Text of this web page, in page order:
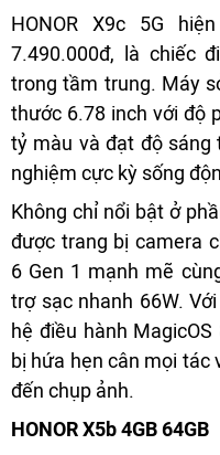
HONOR X9c 5G
7.490.000đ, là chiếc
trong tầm trung. Máy
thước 6.78 inch với độ
tỷ màu và đạt độ sáng
nghiệm cực kỳ sống
Không chỉ nổi bật ở
được trang bị camera
6 Gen 1 mạnh mẽ
trợ sạc nhanh 66W.
hệ điều hành
bị hứa hẹn cân mọi
đến chụp ảnh.
HONOR X5b 4GB 64GB